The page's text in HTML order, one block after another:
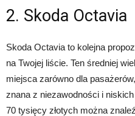
2. Skoda Octavia
Skoda Octavia to kolejna
na Twojej liście. Ten średniej
miejsca zarówno dla
znana z niezawodności i
70 tysięcy złotych można